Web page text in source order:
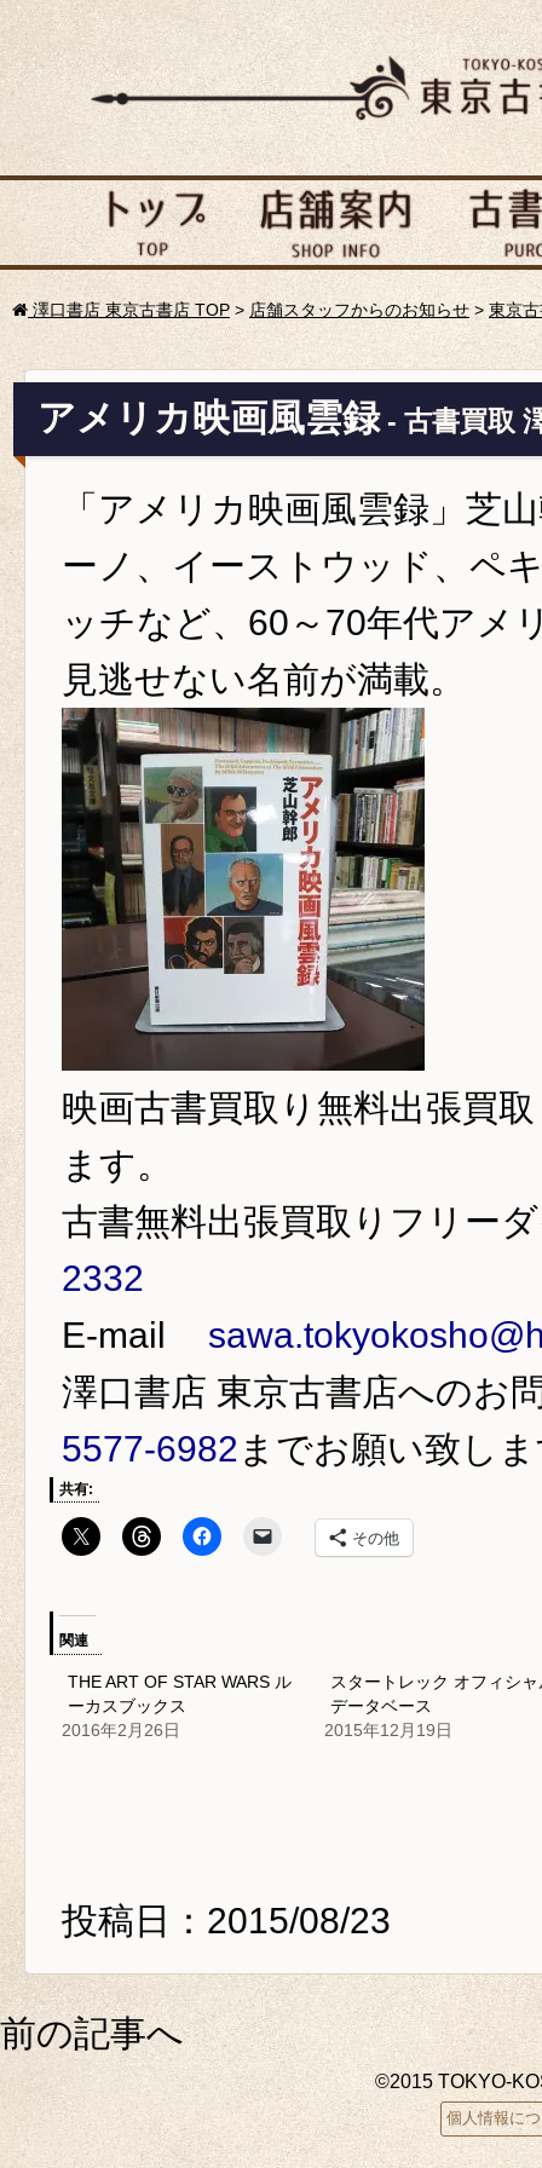
澤口書店 東京古書店 TOP > 店舗スタッフからのお知らせ> 東京
アメリカ映画風雲録- 古書買取
「アメリカ映画風雲録」芝
ーノ、イーストウッド、ペ
ッチなど、60～70年代アメ
見逃せない名前が満載。
映画古書買取り 無料出張買
ます。
古書無料出張買取りフリー
2332
E-mail
澤口書店 東京古書店へのお
5577-6982 までお願い致し
共有:
その他
関連
THE ART OF STAR WARS ル
ーカスブックス
2016年2月26日
スタートレック オフィシャ
データベース
2015年12月19日
投稿日：2015/08/23
前の記事へ
©2015 TOKYO-
個人情報に